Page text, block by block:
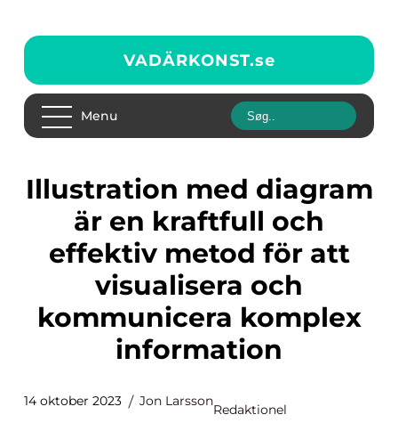
VADÄRKONST.se
Menu
Illustration med diagram
är en kraftfull och
effektiv metod för att
visualisera och
kommunicera komplex
information
14 oktober 2023 Jon Larsson
Redaktionel